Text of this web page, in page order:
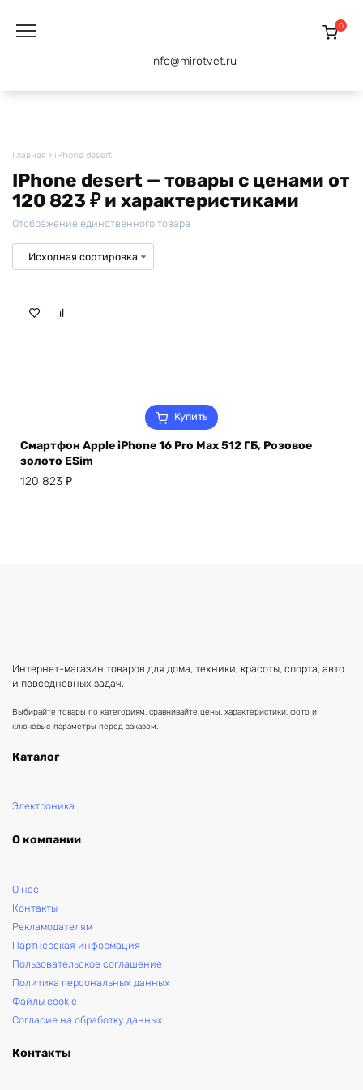
содержанию
info@mirotvet.ru
0
Главная › iPhone desert
IPhone desert — товары с ценами от
120 823 ₽ и характеристиками
Отображение единственного товара
Купить
Смартфон Apple iPhone 16 Pro Max 512 ГБ, Розовое
золото ESim
120 823 ₽
Интернет-магазин товаров для дома, техники, красоты, спорта, авто
и повседневных задач.
Выбирайте товары по категориям, сравнивайте цены, характеристики, фото и
ключевые параметры перед заказом.
Каталог
Электроника
О компании
О нас
Контакты
Рекламодателям
Партнёрская информация
Пользовательское соглашение
Политика персональных данных
Файлы cookie
Согласие на обработку данных
Контакты